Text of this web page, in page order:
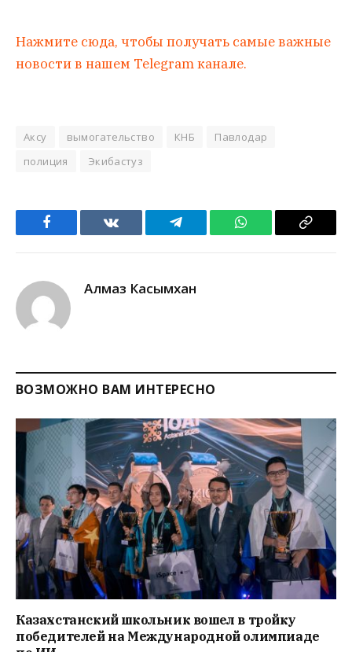
Нажмите сюда, чтобы получать самые важные
новости в нашем Telegram канале.
Аксу вымогательство КНБ
Павлодар
полиция
Экибастуз
Facebook VKontakteTelegram WhatsApp Copy
Алмаз Касымхан
ВОЗМОЖНО ВАМ ИНТЕРЕСНО
Казахстанский школьник вошел в тройку
победителей на Международной олимпиаде